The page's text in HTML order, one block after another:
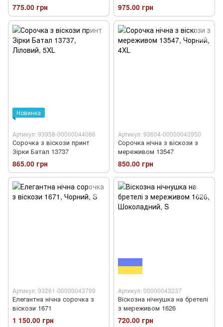
775.00 грн 975.00 грн
Новинка
Артикул: 93958-00000044066
Сорочка з віскози принт
Зірки Батал 13737
865.00 грн
Артикул: 93604-00000043950
Сорочка нічна з віскози з
мереживом 13547
850.00 грн
Артикул: 93261-00000043799
Елегантна нічна сорочка з
віскози 1671
1 150.00 грн
Артикул: 00000043237
Віскозна нічнушка на бретелі
з мереживом 1626
720.00 грн